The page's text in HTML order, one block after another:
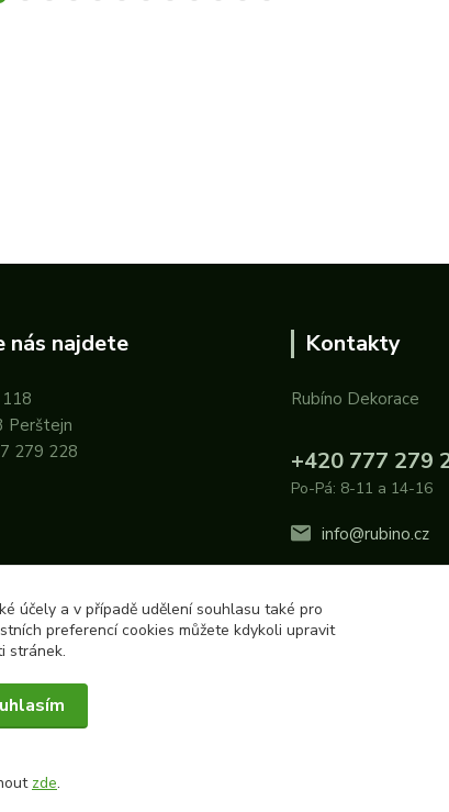
nás najdete
Perštejn
279 228
Kontakty
Rubíno Dekorace
+420 777 279
Po-Pá: 8-11 a 14-16
info@rubino.cz
účely a v případě udělení souhlasu také pro
preferencí cookies můžete kdykoli upravit
stránek.
zde.